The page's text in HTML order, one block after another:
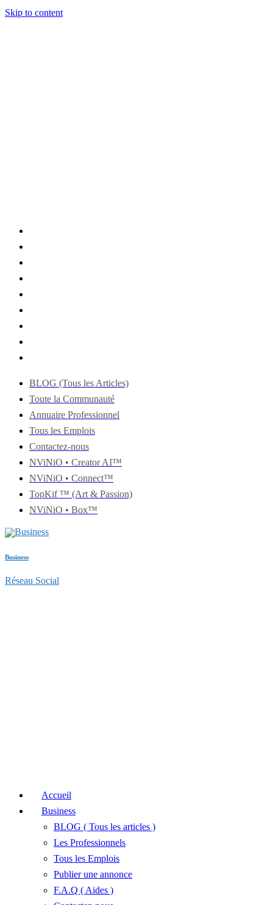
Skip to content
BLOG (Tous les Articles)
Toute la Communauté
Annuaire Professionnel
Tous les Emplois
Contactez-nous
NViNiO • Creator AI™
NViNiO • Connect™
TopKif ™ (Art & Passion)
NViNiO • Box™
Business
Réseau Social
Accueil
Business
BLOG ( Tous les articles )
Les Professionnels
Tous les Emplois
Publier une annonce
F.A.Q ( Aides )